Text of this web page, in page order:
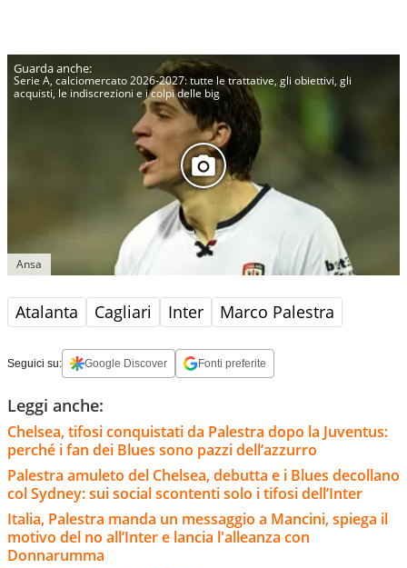
Serie A, calciomercato 2026-2027: tutte le trattative, gli obiettivi, gli
acquisti, le indiscrezioni e i colpi delle big
Ansa
Atalanta Cagliari Inter Marco Palestra
Seguici su: Google Discover Fonti preferite
Leggi anche:
Chelsea, tifosi conquistati da Palestra dopo la Juventus:
perché i fan dei Blues sono pazzi dell’azzurro
Palestra amuleto del Chelsea, debutta e i Blues decollano
col Sydney: sui social scontenti solo i tifosi dell’Inter
Italia, Palestra manda un messaggio a Mancini, spiega il
motivo del no all’Inter e lancia l'alleanza con
Donnarumma